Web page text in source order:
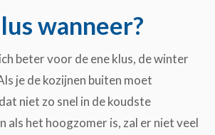
wanneer?
beter voor de ene klus, de winter
je de kozijnen buiten moet
niet zo snel in de koudste
als het hoogzomer is, zal er niet veel